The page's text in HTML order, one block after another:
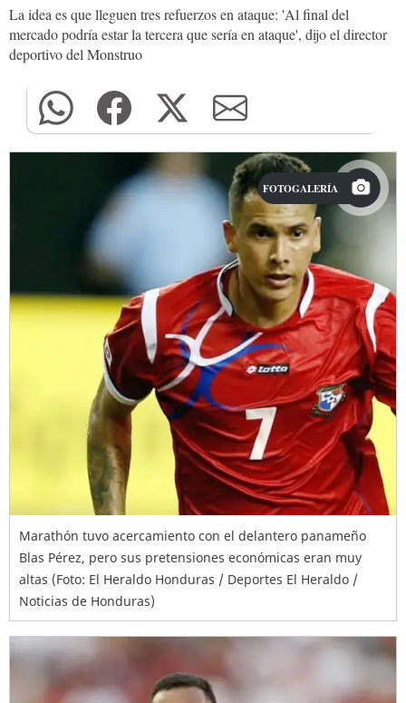
La idea es que lleguen tres refuerzos en ataque: 'Al final del
mercado podría estar la tercera que sería en ataque', dijo el director
deportivo del Monstruo
FOTOGALERÍA
Marathón tuvo acercamiento con el delantero panameño
Blas Pérez, pero sus pretensiones económicas eran muy
altas (Foto: El Heraldo Honduras / Deportes El Heraldo /
Noticias de Honduras)